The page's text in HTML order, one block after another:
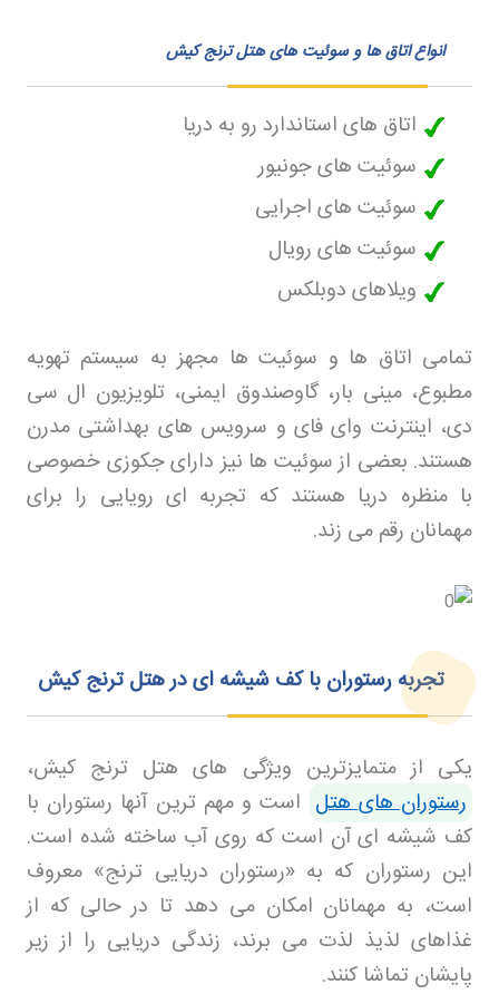
انواع اتاق ها و سوئیت های هتل ترنج کیش
اتاق های استاندارد رو به دریا
سوئیت های جونیور
سوئیت های اجرایی
سوئیت های رویال
ویلاهای دوبلکس
تمامی اتاق ها و سوئیت ها مجهز به سیستم تهویه
مطبوع، مینی بار، گاوصندوق ایمنی، تلویزیون ال سی
دی، اینترنت وای فای و سرویس های بهداشتی مدرن
هستند. بعضی از سوئیت ها نیز دارای جکوزی خصوصی
با منظره دریا هستند که تجربه ای رویایی را برای
مهمانان رقم می زند.
تجربه رستوران با کف شیشه‌ ای در هتل ترنج کیش
یکی از متمایزترین ویژگی های هتل ترنج کیش،
رستوران های هتل است و مهم ترین آنها رستوران با
کف شیشه ای آن است که روی آب ساخته شده است.
این رستوران که به «رستوران دریایی ترنج» معروف
است، به مهمانان امکان می دهد تا در حالی که از
غذاهای لذیذ لذت می برند، زندگی دریایی را از زیر
پایشان تماشا کنند.